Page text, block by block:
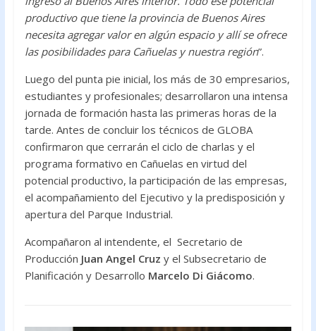
productivo que tiene la provincia de Buenos Aires
necesita agregar valor en algún espacio y allí se ofrece
las posibilidades para Cañuelas y nuestra región”.
Luego del punta pie inicial, los más de 30 empresarios,
estudiantes y profesionales; desarrollaron una intensa
jornada de formación hasta las primeras horas de la
tarde. Antes de concluir los técnicos de GLOBA
confirmaron que cerrarán el ciclo de charlas y el
programa formativo en Cañuelas en virtud del
potencial productivo, la participación de las empresas,
el acompañamiento del Ejecutivo y la predisposición y
apertura del Parque Industrial.
Acompañaron al intendente, el Secretario de
Producción Juan Angel Cruz y el Subsecretario de
Planificación y Desarrollo Marcelo Di Giácomo.